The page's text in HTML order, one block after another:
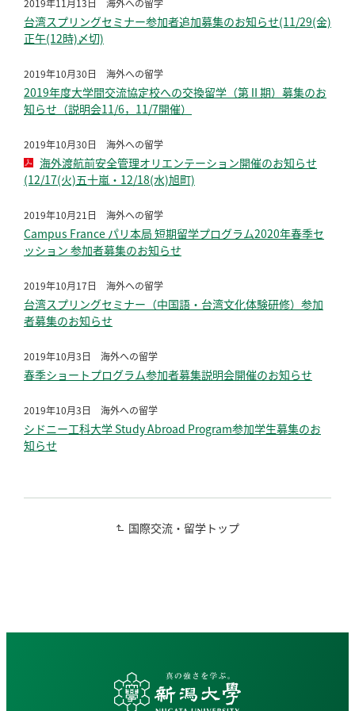
2019年11月13日 海外への留学
台湾スプリングセミナー参加者追加募集のお知らせ(11/29(金)
正午(12時)〆切)
2019年10月30日 海外への留学
2019年度大学間交流協定校への交換留学（第Ⅱ期）募集のお
知らせ（説明会11/6，11/7開催）
2019年10月30日 海外への留学
海外渡航前安全管理オリエンテーション開催のお知らせ
(12/17(火)五十嵐・12/18(水)旭町)
2019年10月21日 海外への留学
Campus France パリ本局 短期留学プログラム2020年春季セ
ッション 参加者募集のお知らせ
2019年10月17日 海外への留学
台湾スプリングセミナー（中国語・台湾文化体験研修）参加
者募集のお知らせ
2019年10月3日 海外への留学
春季ショートプログラム参加者募集説明会開催のお知らせ
2019年10月3日 海外への留学
シドニー工科大学 Study Abroad Program参加学生募集のお
知らせ
国際交流・留学トップ